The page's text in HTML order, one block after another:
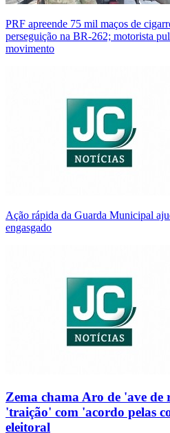
PRF apreende 75 mil maços de
perseguição na BR-262; motorista
movimento
Ação rápida da Guarda Municipal
engasgado
Zema chama Aro de 'ave
'traição' com 'acordo pelas
eleitoral